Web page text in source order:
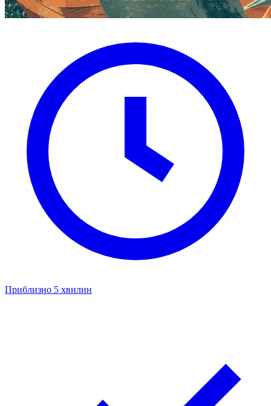
Приблизно 5 хвилин